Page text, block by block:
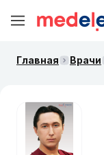
Главная Врачи